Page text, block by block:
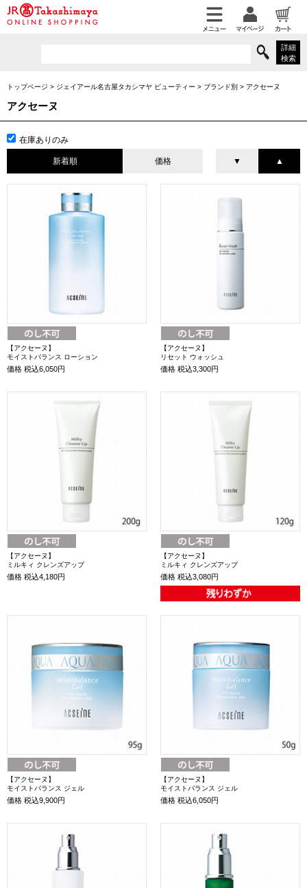
詳細
検索
トップページ > ジェイアール名古屋タカシマヤ ビューティー > ブランド別 > アクセーヌ
アクセーヌ
在庫ありのみ
新着順 価格 ▼ ▲
【アクセーヌ】
モイストバランス ローション
価格 税込6,050円
【アクセーヌ】
リセット ウォッシュ
価格 税込3,300円
【アクセーヌ】
ミルキィ クレンズアップ
価格 税込4,180円
【アクセーヌ】
ミルキィ クレンズアップ
価格 税込3,080円
【アクセーヌ】
モイストバランス ジェル
価格 税込9,900円
【アクセーヌ】
モイストバランス ジェル
価格 税込6,050円